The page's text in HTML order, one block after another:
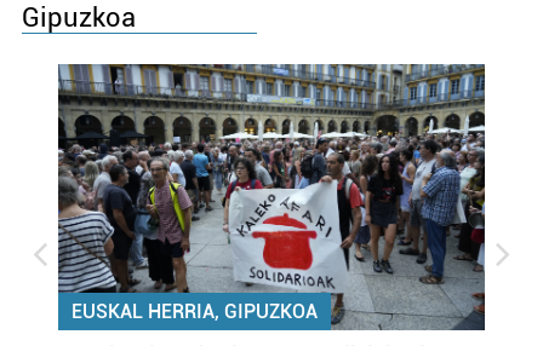
Gipuzkoa
EUSKAL HERRIA, GIPUZKOA